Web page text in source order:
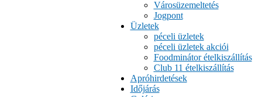
Városüzemeltetés
Jogpont
Üzletek
péceli üzletek
péceli üzletek akciói
Foodminátor ételkiszállítás
Club 11 ételkiszállítás
Apróhirdetések
Időjárás